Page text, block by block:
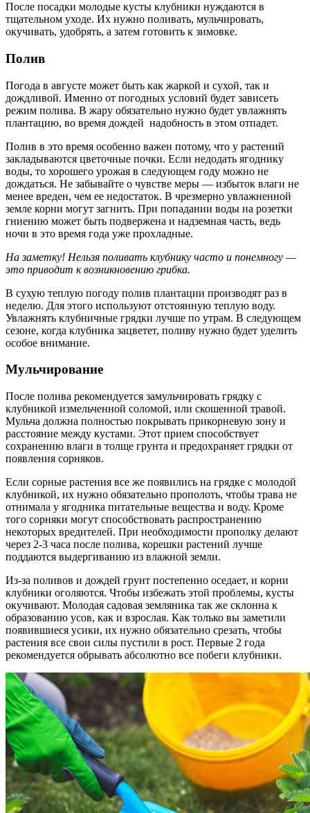
После посадки молодые кусты клубники нуждаются в
тщательном уходе. Их нужно поливать, мульчировать,
окучивать, удобрять, а затем готовить к зимовке.
Полив
Погода в августе может быть как жаркой и сухой, так и
дождливой. Именно от погодных условий будет зависеть
режим полива. В жару обязательно нужно будет увлажнять
плантацию, во время дождей надобность в этом отпадет.
Полив в это время особенно важен потому, что у растений
закладываются цветочные почки. Если недодать ягоднику
воды, то хорошего урожая в следующем году можно не
дождаться. Не забывайте о чувстве меры — избыток влаги не
менее вреден, чем ее недостаток. В чрезмерно увлажненной
земле корни могут загнить. При попадании воды на розетки
гниению может быть подвержена и надземная часть, ведь
ночи в это время года уже прохладные.
На заметку! Нельзя поливать клубнику часто и понемногу —
это приводит к возникновению грибка.
В сухую теплую погоду полив плантации производят раз в
неделю. Для этого используют отстоянную теплую воду.
Увлажнять клубничные грядки лучше по утрам. В следующем
сезоне, когда клубника зацветет, поливу нужно будет уделить
особое внимание.
Мульчирование
После полива рекомендуется замульчировать грядку с
клубникой измельченной соломой, или скошенной травой.
Мульча должна полностью покрывать прикорневую зону и
расстояние между кустами. Этот прием способствует
сохранению влаги в толще грунта и предохраняет грядки от
появления сорняков.
Если сорные растения все же появились на грядке с молодой
клубникой, их нужно обязательно прополоть, чтобы трава не
отнимала у ягодника питательные вещества и воду. Кроме
того сорняки могут способствовать распространению
некоторых вредителей. При необходимости прополку делают
через 2-3 часа после полива, корешки растений лучше
поддаются выдергиванию из влажной земли.
Из-за поливов и дождей грунт постепенно оседает, и корни
клубники оголяются. Чтобы избежать этой проблемы, кусты
окучивают. Молодая садовая земляника так же склонна к
образованию усов, как и взрослая. Как только вы заметили
появившиеся усики, их нужно обязательно срезать, чтобы
растения все свои силы пустили в рост. Первые 2 года
рекомендуется обрывать абсолютно все побеги клубники.